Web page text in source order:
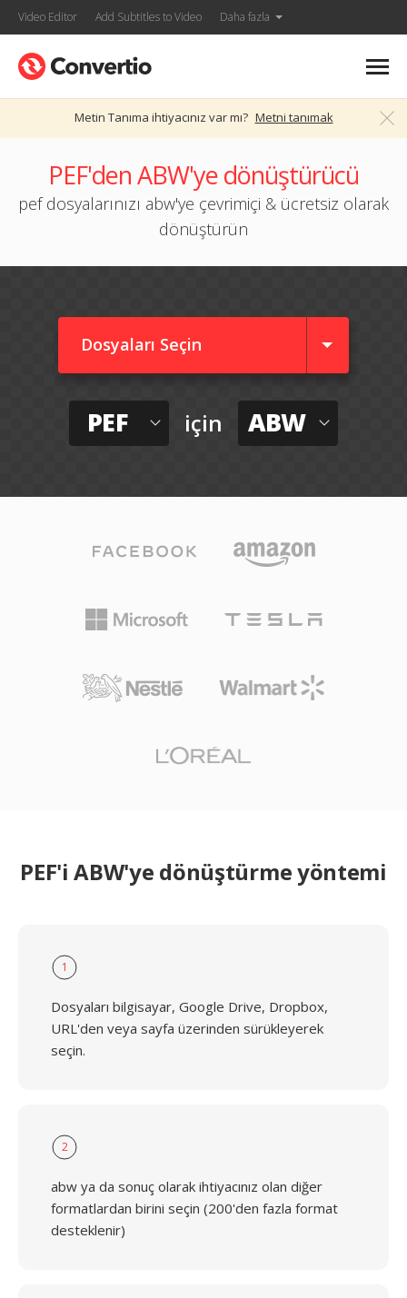
Video Editor Add Subtitles to Video Daha fazla
Metin Tanıma ihtiyacınız var mı? Metni tanımak
PEF'den ABW'ye dönüştürücü
pef dosyalarınızı abw'ye çevrimiçi & ücretsiz olarak
dönüştürün
Dosyaları Seçin
PEF için ABW
PEF'i ABW'ye dönüştürme yöntemi
1
Dosyaları bilgisayar, Google Drive, Dropbox,
URL'den veya sayfa üzerinden sürükleyerek
seçin.
2
abw ya da sonuç olarak ihtiyacınız olan diğer
formatlardan birini seçin (200'den fazla format
desteklenir)